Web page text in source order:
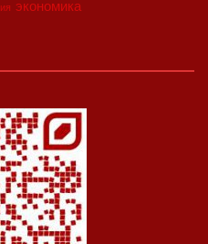
экономика